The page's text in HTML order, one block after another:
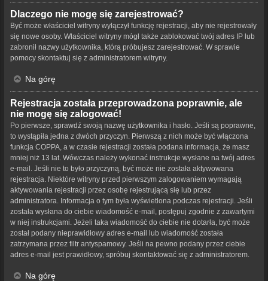
Dlaczego nie mogę się zarejestrować?
Być może właściciel witryny wyłączył funkcję rejestracji, aby nie rejestrowały
się nowe osoby. Właściciel witryny mógł także zablokować twój adres IP lub
zabronił nazwy użytkownika, którą próbujesz zarejestrować. W sprawie
pomocy skontaktuj się z administratorem witryny.
Na górę
Rejestracja została przeprowadzona poprawnie, ale
nie mogę się zalogować!
Po pierwsze, sprawdź swoją nazwę użytkownika i hasło. Jeśli są poprawne,
to wystąpiła jedna z dwóch przyczyn. Pierwszą z nich może być włączona
funkcja COPPA, a w czasie rejestracji została podana informacja, że masz
mniej niż 13 lat. Wówczas należy wykonać instrukcje wysłane na twój adres
e-mail. Jeśli nie to było przyczyną, być może nie została aktywowana
rejestracja. Niektóre witryny przed pierwszym zalogowaniem wymagają
aktywowania rejestracji przez osobę rejestrującą się lub przez
administratora. Informacja o tym była wyświetlona podczas rejestracji. Jeśli
została wysłana do ciebie wiadomość e-mail, postępuj zgodnie z zawartymi
w niej instrukcjami. Jeżeli taka wiadomość do ciebie nie dotarła, być może
został podany nieprawidłowy adres e-mail lub wiadomość została
zatrzymana przez filtr antyspamowy. Jeśli na pewno podany przez ciebie
adres e-mail jest prawidłowy, spróbuj skontaktować się z administratorem.
Na górę